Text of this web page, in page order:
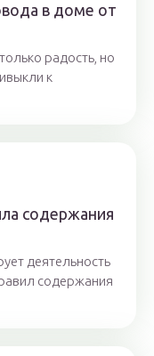
в доме от
радость, но
к
содержания
деятельность
содержания